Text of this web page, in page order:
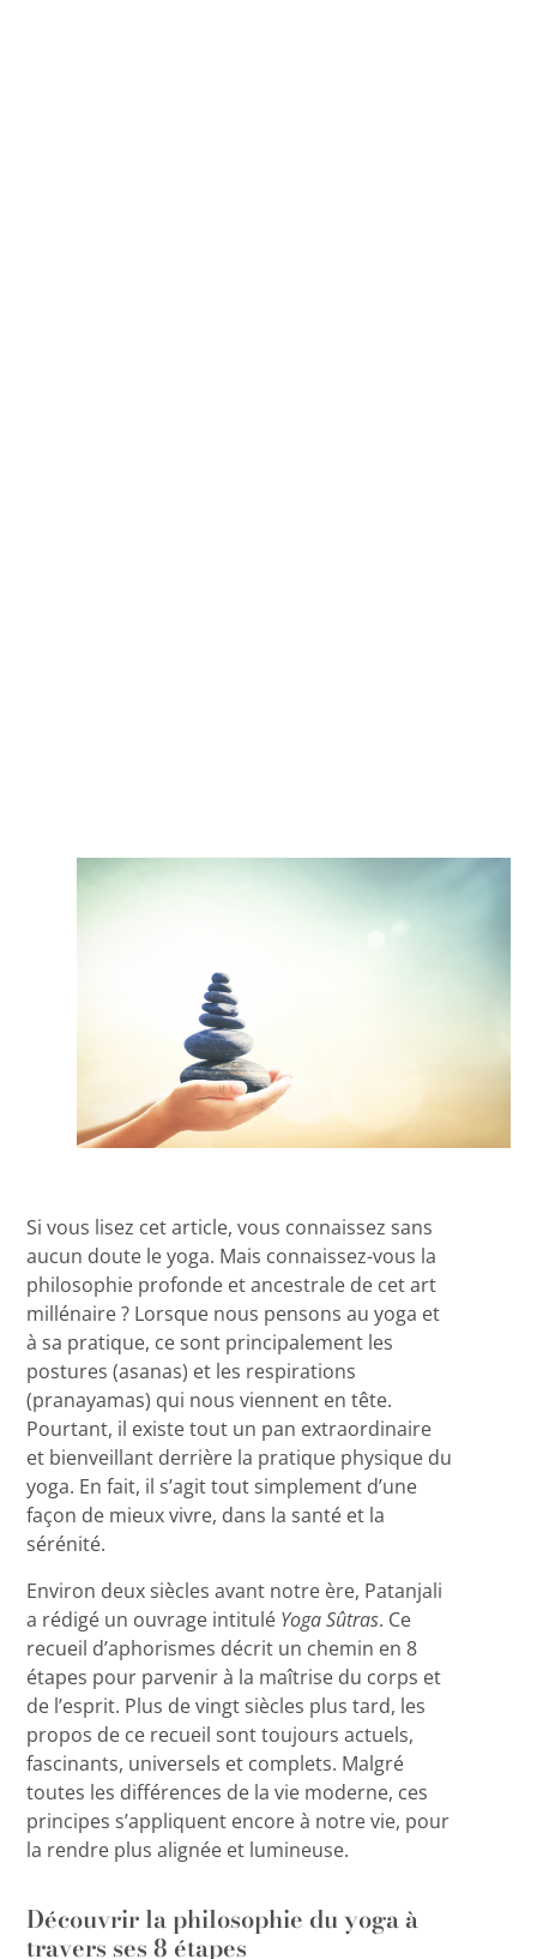
Si vous lisez cet article, vous connaissez sans
aucun doute le yoga. Mais connaissez-vous la
philosophie profonde et ancestrale de cet art
millénaire ? Lorsque nous pensons au yoga et
à sa pratique, ce sont principalement les
postures (asanas) et les respirations
(pranayamas) qui nous viennent en tête.
Pourtant, il existe tout un pan extraordinaire
et bienveillant derrière la pratique physique du
yoga. En fait, il s’agit tout simplement d’une
façon de mieux vivre, dans la santé et la
sérénité.
Environ deux siècles avant notre ère, Patanjali
a rédigé un ouvrage intitulé Yoga Sûtras. Ce
recueil d’aphorismes décrit un chemin en 8
étapes pour parvenir à la maîtrise du corps et
de l’esprit. Plus de vingt siècles plus tard, les
propos de ce recueil sont toujours actuels,
fascinants, universels et complets. Malgré
toutes les différences de la vie moderne, ces
principes s’appliquent encore à notre vie, pour
la rendre plus alignée et lumineuse.
Découvrir la philosophie du yoga à
travers ses 8 étapes